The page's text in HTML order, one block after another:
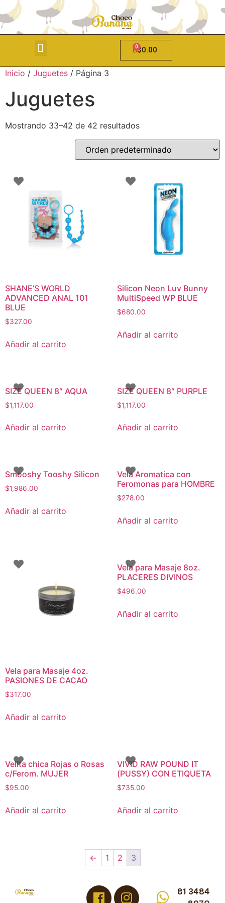
$0.00
0
Inicio / Juguetes / Página 3
Juguetes
Mostrando 33–42 de 42 resultados
SHANE’S WORLD
ADVANCED ANAL 101
BLUE
$327.00
Añadir al carrito
Silicon Neon Luv Bunny
MultiSpeed WP BLUE
$680.00
Añadir al carrito
SIZE QUEEN 8″ AQUA
$1,117.00
Añadir al carrito
SIZE QUEEN 8″ PURPLE
$1,117.00
Añadir al carrito
Smooshy Tooshy Silicon
$1,986.00
Añadir al carrito
Vela Aromatica con
Feromonas para HOMBRE
$278.00
Añadir al carrito
Vela para Masaje 4oz.
PASIONES DE CACAO
$317.00
Añadir al carrito
Vela para Masaje 8oz.
PLACERES DIVINOS
$496.00
Añadir al carrito
Velita chica Rojas o Rosas
c/Ferom. MUJER
$95.00
Añadir al carrito
VIVID RAW POUND IT
(PUSSY) CON ETIQUETA
$735.00
Añadir al carrito
← 1 2 3
81 3484